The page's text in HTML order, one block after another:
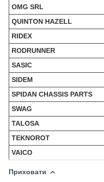
OMG SRL
QUINTON HAZELL
RIDEX
RODRUNNER
SASIC
SIDEM
SPIDAN CHASSIS PARTS
SWAG
TALOSA
TEKNOROT
VAICO
Приховати